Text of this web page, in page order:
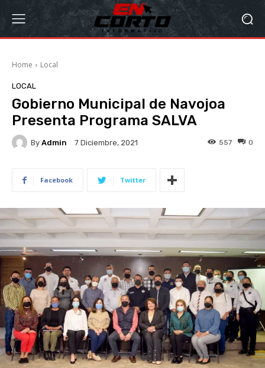
Home Local
LOCAL
Gobierno Municipal de Navojoa
Presenta Programa SALVA
By Admin 7 Diciembre, 2021 0
557
Facebook Twitter